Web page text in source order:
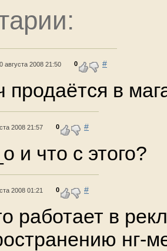
августа 2008 21:50 0 #
продаётся в
2008 21:57 0 #
и что с этого?
2008 01:21 0 #
работает в
нг-